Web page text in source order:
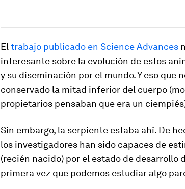
El trabajo publicado en Science Advances
interesante sobre la evolución de estos
y su diseminación por el mundo. Y eso que
conservado la mitad inferior del cuerpo
propietarios pensaban que era un
Sin embargo, la serpiente estaba ahí. De
los investigadores han sido capaces de
(recién nacido) por el estado de desarrollo
primera vez que podemos estudiar algo